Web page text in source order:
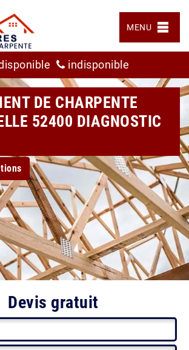
MENU
indisponible
DE CHARPENTE
52400 DIAGNOSTIC
Devis gratuit